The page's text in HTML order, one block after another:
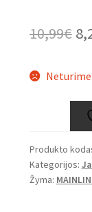
10,99€
Neturime
Produkto
Kategorijos:
Žyma: